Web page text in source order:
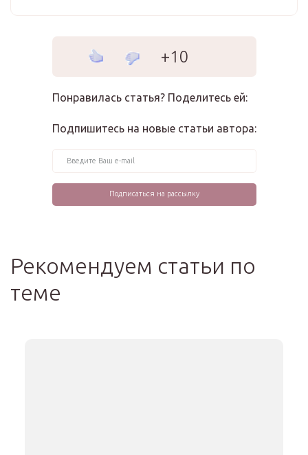
+10
Понравилась статья? Поделитесь ей:
Подпишитесь на новые статьи автора:
Рекомендуем статьи по
теме